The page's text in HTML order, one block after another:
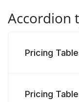
Accordion
Pricing
Pricing